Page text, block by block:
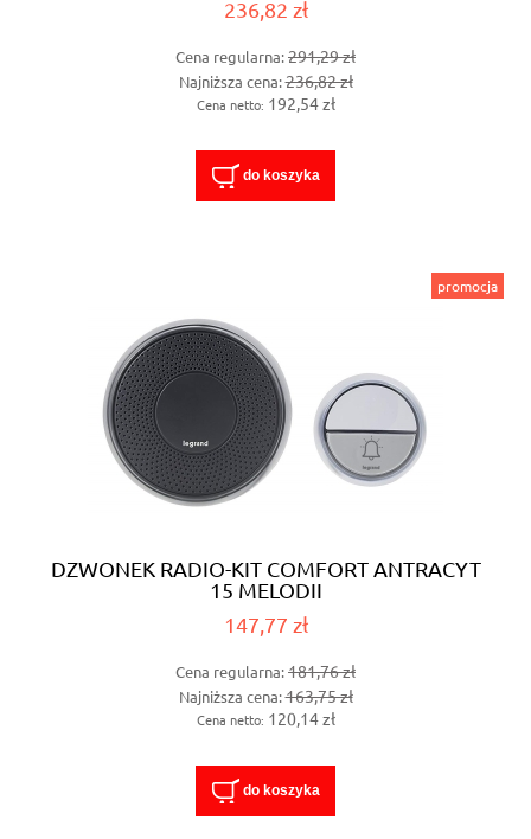
236,82 zł
Cena regularna:291,29 zł
Najniższa cena:236,82 zł
Cena netto: 192,54 zł
do koszyka
DZWONEK RADIO-KIT COMFORT ANTRACYT
15 MELODII
147,77 zł
Cena regularna:181,76 zł
Najniższa cena:163,75 zł
Cena netto: 120,14 zł
do koszyka
promocja